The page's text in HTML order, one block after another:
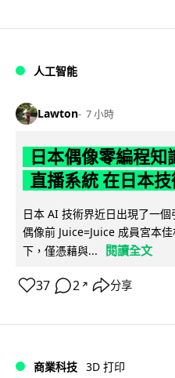
人工智能
Lawton 7 小時
日本偶像零編程知
直播系統 在日本
日本 AI 技術界近日出現了一
偶像前 Juice=Juice 成員宮本
下，僅憑藉與...
閱讀全文
37 2 ↗ 分享
商業科技 3D 打印